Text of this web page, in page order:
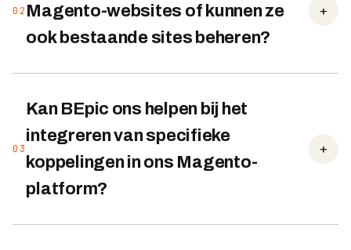
02 Magento-websites of kunnen ze
ook bestaande sites beheren?
+
03
Kan BEpic ons helpen bij het
integreren van specifieke
koppelingen in ons Magento-
platform?
+